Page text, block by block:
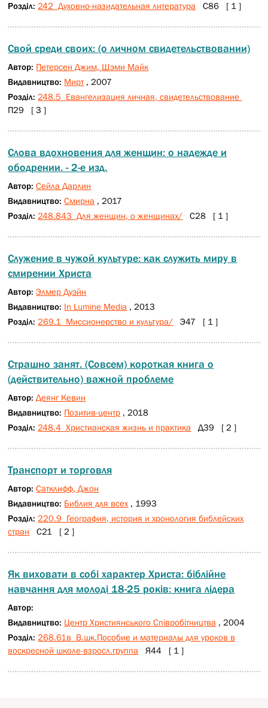
Розділ: 242 Духовно-назидательная литература С86 [ 1 ]
Свой среди своих: (о личном свидетельствовании)
Автор: Петерсен Джим, Шэми Майк
Видавництво: Мирт, 2007
Розділ: 248.5 Евангелизация личная, свидетельствование
П29 [ 3 ]
Слова вдохновения для женщин: о надежде и
ободрении. - 2-е изд.
Автор:Сейла Дарлин
Видавництво:Смирна , 2017
Розділ: 248.843 Для женщин, о женщинах/ С28 [ 1 ]
Служение в чужой культуре: как служить миру в
смирении Христа
Автор:Элмер Дуэйн
Видавництво: In Lumine Media , 2013
Розділ: 269.1 Миссионерство и культура/ Э47 [ 1 ]
Страшно занят. (Совсем) короткая книга о
(действительно) важной проблеме
Автор:Деянг Кевин
Видавництво: Позитив-центр , 2018
Розділ: 248.4 Христианская жизнь и практика Д39 [ 2 ]
Транспорт и торговля
Автор:Сатклифф, Джон
Видавництво: Библия для всех , 1993
Розділ: 220.9 География, история и хронология библейских
стран С21 [ 2 ]
Як виховати в собі характер Христа: біблійне
навчання для молоді 18-25 років: книга лідера
Автор:
Видавництво: Центр Християнського Співробітництва , 2004
Розділ: 268.61в В.шк.Пособие и материалы для уроков в
воскресной школе-взросл.группа Я44 [ 1 ]